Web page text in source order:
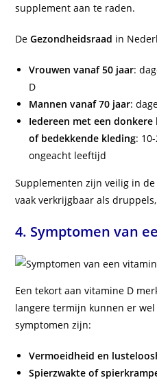
supplement aan te raden.
DeGezondheidsraad in
Vrouwen vanaf 50 jaar:
D
Mannen vanaf 70 jaar:
Iedereen met een
of bedekkende kleding:
ongeacht leeftijd
Supplementen zijn veilig in
vaak verkrijgbaar als
4. Symptomen van
Een tekort aan vitamine D
langere termijn kunnen er
symptomen zijn:
Vermoeidheid en
Spierzwakte of